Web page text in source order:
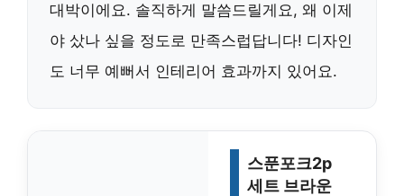
대박이에요. 솔직하게 말씀드릴게요, 왜 이제
야 샀나 싶을 정도로 만족스럽답니다! 디자인
도 너무 예뻐서 인테리어 효과까지 있어요.
스푼포크2p
세트 브라운